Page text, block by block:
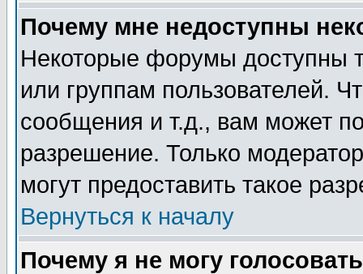
Почему мне недоступны
Некоторые форумы доступны
или группам пользователей.
сообщения и т.д., вам может
разрешение. Только
могут предоставить такое
Вернуться к началу
Почему я не могу